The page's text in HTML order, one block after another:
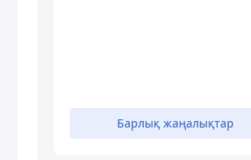
Барлық жаңалықтар